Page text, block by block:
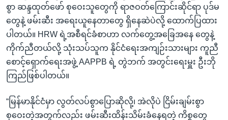
စွာ ဆန္ဒထုတ်ဖော် စုဝေးသူတွေကို ရာဇဝတ်ကြောင်းဆိုင်ရာ ပုဒ်မ
တွေနဲ့ ဖမ်းဆီး အရေးယူနေတာတွေ ရှိနေဆဲပဲလို့ ထောက်ပြထား
ပါတယ်။ HRW ရဲ့အစီရင်ခံစာဟာ လက်တွေ့အခြေအနေ တွေနဲ့
ကိုက်ညီတယ်လို့ သုံးသပ်သူက နိုင်ငံရေးအကျဉ်းသားများ ကူညီ
စောင့်ရှောက်ရေးအဖွဲ့ AAPPB ရဲ့ တွဲဘက် အတွင်းရေးမှူး ဦးဘို
ကြည်ဖြစ်ပါတယ်။
“မြန်မာနိုင်ငံမှာ လွတ်လပ်စွာပြောဆိုလို့၊ အဲလိုပဲ ငြိမ်းချမ်းစွာ
စုဝေးတဲ့အတွက်လည်း ဖမ်းဆီးထိန်းသိမ်းခံနေရတဲ့ ကိစ္စတွေ